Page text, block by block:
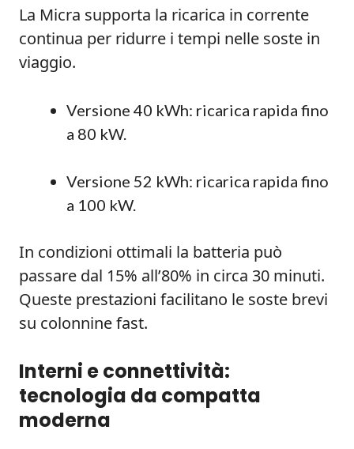
La Micra supporta la ricarica in corrente
continua per ridurre i tempi nelle soste in
viaggio.
Versione 40 kWh: ricarica rapida fino
a 80 kW.
Versione 52 kWh: ricarica rapida fino
a 100 kW.
In condizioni ottimali la batteria può
passare dal 15% all’80% in circa 30 minuti.
Queste prestazioni facilitano le soste brevi
su colonnine fast.
Interni e connettività:
tecnologia da compatta
moderna